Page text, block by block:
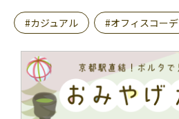
#カジュアル #オフィスコーデ